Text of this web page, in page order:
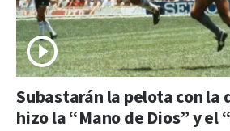
Subastarán la pelota con la
hizo la “Mano de Dios” y el